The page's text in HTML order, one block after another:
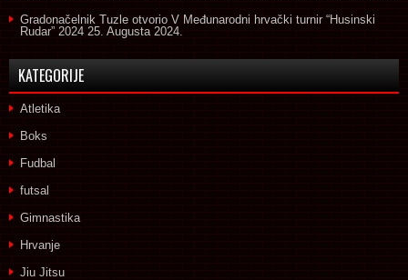
Gradonačelnik Tuzle otvorio V Međunarodni hrvački turnir “Husinski
Rudar” 2024 25. Augusta 2024.
KATEGORIJE
Atletika
Boks
Fudbal
futsal
Gimnastika
Hrvanje
Jiu Jitsu